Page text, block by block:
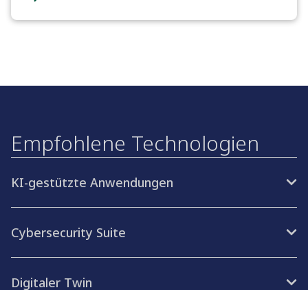
Empfohlene Technologien
KI-gestützte Anwendungen
Cybersecurity Suite​
Digitaler Twin